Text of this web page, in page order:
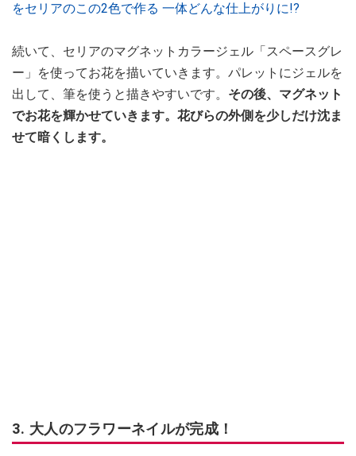
をセリアのこの2色で作る 一体どんな仕上がりに!?
続いて、セリアのマグネットカラージェル「スペースグレ
ー」を使ってお花を描いていきます。パレットにジェルを
出して、筆を使うと描きやすいです。 その後、マグネット
でお花を輝かせていきます。花びらの外側を少しだけ沈ま
せて暗くします。
3. 大人のフラワーネイルが完成！